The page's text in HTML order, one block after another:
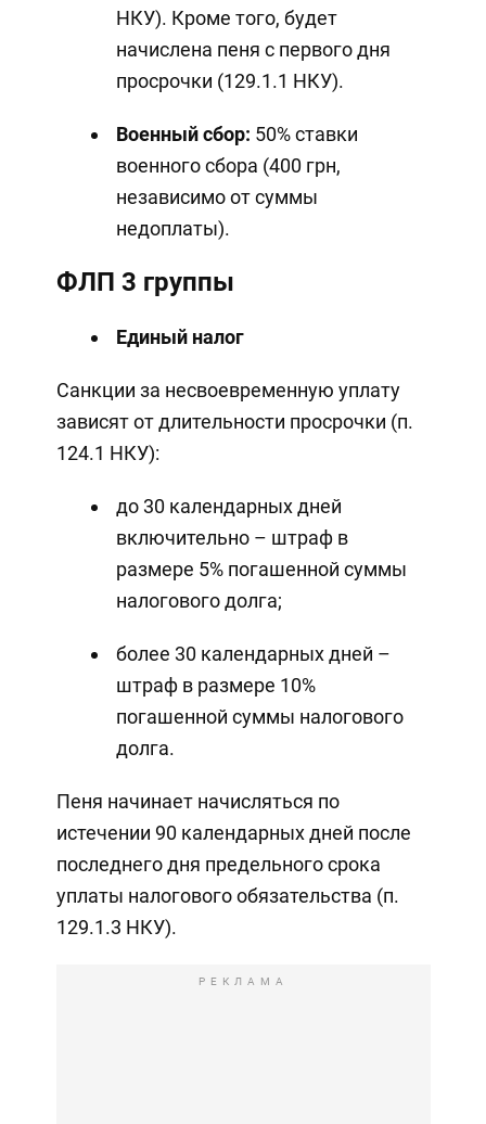
НКУ). Кроме того, будет
начислена пеня с первого дня
просрочки (129.1.1 НКУ).
Военный сбор: 50% ставки
военного сбора (400 грн,
независимо от суммы
недоплаты).
ФЛП 3 группы
Единый налог
Санкции за несвоевременную уплату
зависят от длительности просрочки (п.
124.1 НКУ):
до 30 календарных дней
включительно – штраф в
размере 5% погашенной суммы
налогового долга;
более 30 календарных дней –
штраф в размере 10%
погашенной суммы налогового
долга.
Пеня начинает начисляться по
истечении 90 календарных дней после
последнего дня предельного срока
уплаты налогового обязательства (п.
129.1.3 НКУ).
РЕКЛАМА